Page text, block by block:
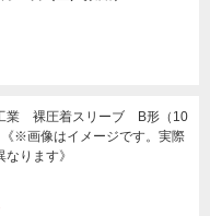
業 裸圧着スリーブ B形（10
※画像はイメージです。実際
ります》